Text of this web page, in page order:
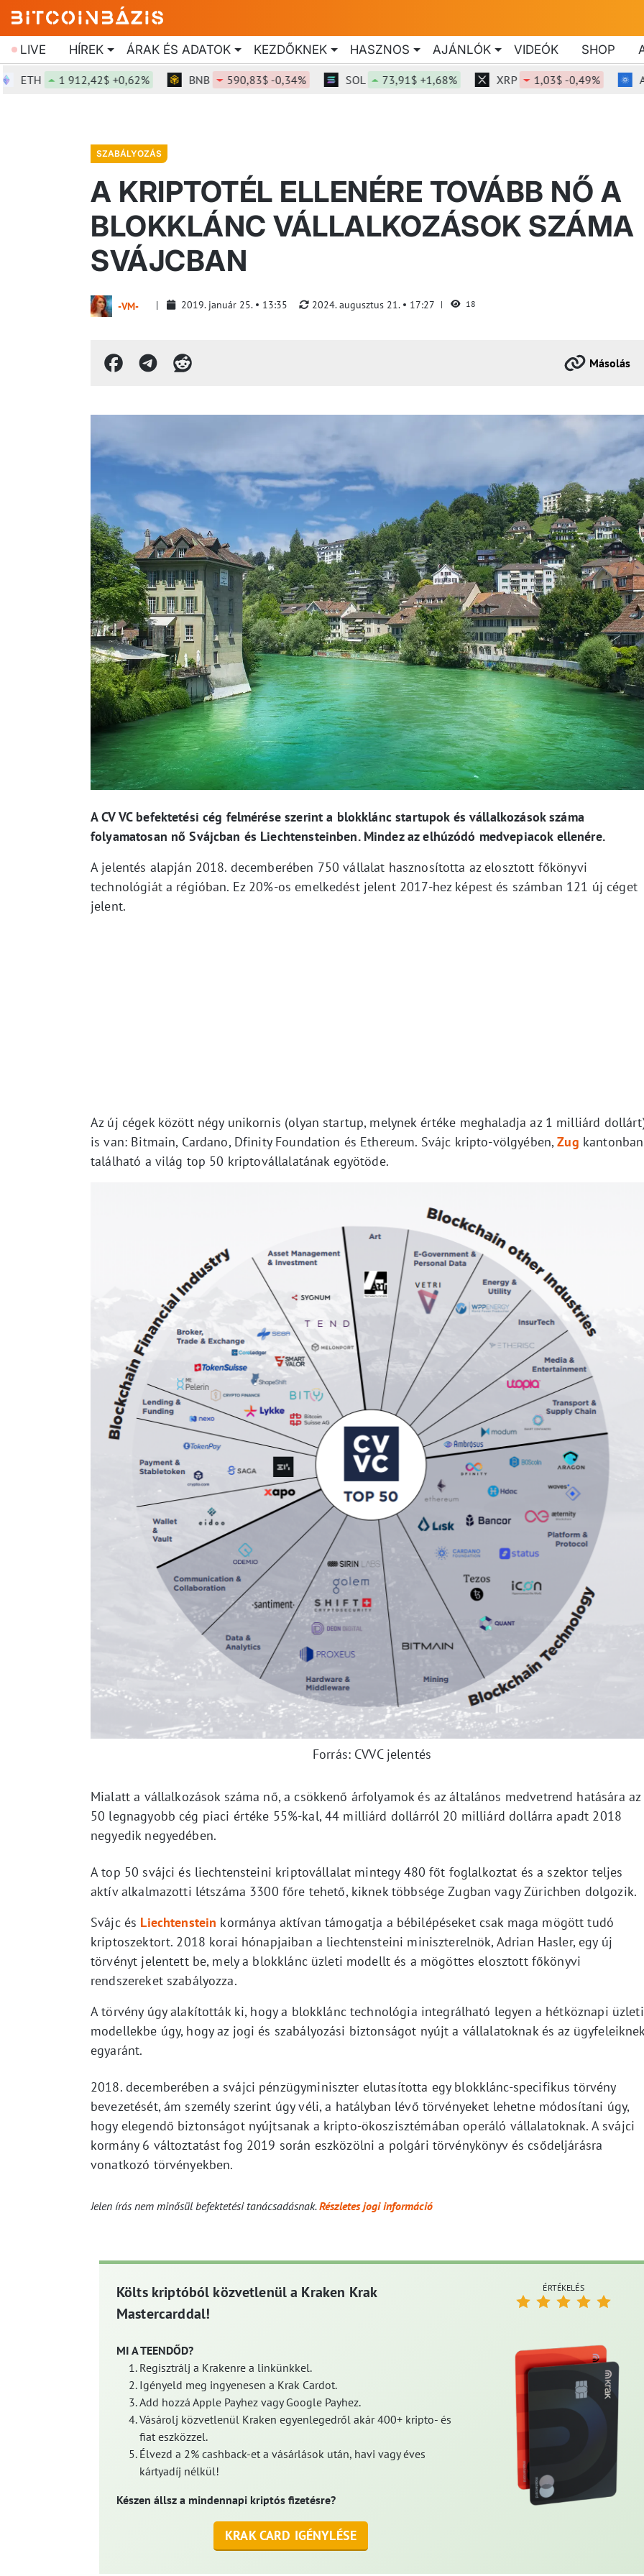
LIVE HÍREK ÁRAK ÉS ADATOK KEZDŐKNEK HASZNOS AJÁNLÓK VIDEÓK SHOP
1 912,42$ +0,62% BNB 590,83$ -0,34% SOL 73,91$ +1,68% XRP 1,03$ -0,49% ADA
SZABÁLYOZÁS
A KRIPTOTÉL ELLENÉRE TOVÁBB NŐ A
BLOKKLÁNC VÁLLALKOZÁSOK SZÁMA
SVÁJCBAN
-VM- 2019. január 25. 13:35 2024. augusztus 21. 17:27 18
Másolás
A CV VC befektetési cég felmérése szerint a blokklánc startupok és vállalkozások száma
folyamatosan nő Svájcban és Liechtensteinben. Mindez az elhúzódó medvepiacok ellenére.
A jelentés alapján 2018. decemberében 750 vállalat hasznosította az elosztott főkönyvi
technológiát a régióban. Ez 20%-os emelkedést jelent 2017-hez képest és számban 121 új céget
jelent.
Az új cégek között négy unikornis (olyan startup, melynek értéke meghaladja az 1 milliárd
is van: Bitmain, Cardano, Dfinity Foundation és Ethereum. Svájc kripto-völgyében,Zug kantonban
található a világ top 50 kriptovállalatának egyötöde.
Forrás: CVVC jelentés
Mialatt a vállalkozások száma nő, a csökkenő árfolyamok és az általános medvetrend hatására az
50 legnagyobb cég piaci értéke 55%-kal, 44 milliárd dollárról 20 milliárd dollárra apadt 2018
negyedik negyedében.
A top 50 svájci és liechtensteini kriptovállalat mintegy 480 főt foglalkoztat és a szektor teljes
aktív alkalmazotti létszáma 3300 főre tehető, kiknek többsége Zugban vagy Zürichben dolgozik.
Svájc és Liechtenstein kormánya aktívan támogatja a bébilépéseket csak maga mögött tudó
kriptoszektort. 2018 korai hónapjaiban a liechtensteini miniszterelnök, Adrian Hasler, egy új
törvényt jelentett be, mely a blokklánc üzleti modellt és a mögöttes elosztott főkönyvi
rendszereket szabályozza.
A törvény úgy alakították ki, hogy a blokklánc technológia integrálható legyen a hétköznapi üzleti
modellekbe úgy, hogy az jogi és szabályozási biztonságot nyújt a vállalatoknak és az
egyaránt.
2018. decemberében a svájci pénzügyminiszter elutasította egy blokklánc-specifikus törvény
bevezetését, ám személy szerint úgy véli, a hatályban lévő törvényeket lehetne módosítani úgy,
hogy elegendő biztonságot nyújtsanak a kripto-ökoszisztémában operáló vállalatoknak. A svájci
kormány 6 változtatást fog 2019 során eszközölni a polgári törvénykönyv és csődeljárásra
vonatkozó törvényekben.
Jelen írás nem minősül befektetési tanácsadásnak.Részletes jogi információ
Költs kriptóból közvetlenül a Kraken Krak
Mastercarddal!
MI A TEENDŐD?
Regisztrálj a Krakenre a linkünkkel.
Igényeld meg ingyenesen a Krak Cardot.
Add hozzá Apple Payhez vagy Google Payhez.
Vásárolj közvetlenül Kraken egyenlegedről akár 400+ kripto- és
fiat eszközzel.
Élvezd a 2% cashback-et a vásárlások után, havi vagy éves
kártyadíj nélkül!
Készen állsz a mindennapi kriptós fizetésre?
KRAK CARD IGÉNYLÉSE
ÉRTÉKELÉS